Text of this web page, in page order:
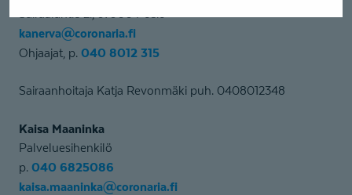
Sairaalantie 2i, 97900 Posio
kanerva@coronaria.fi
Ohjaajat, p. 040 8012 315
Sairaanhoitaja Katja Revonmäki puh. 0408012348
Kaisa Maaninka
Palveluesihenkilö
p. 040 6825086
kaisa.maaninka@coronaria.fi